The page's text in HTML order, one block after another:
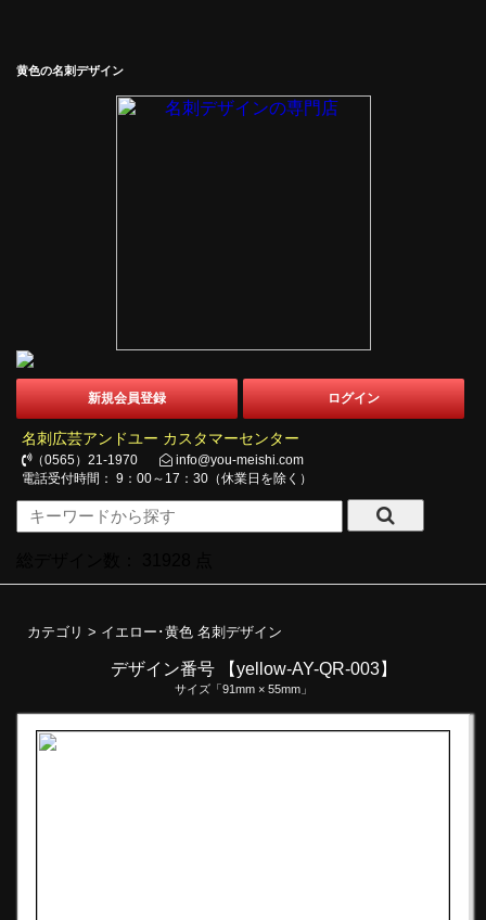
黄色の名刺デザイン
新規会員登録 ログイン
名刺広芸アンドユー カスタマーセンター
（0565）21-1970
info@you-meishi.com
電話受付時間： 9：00～17：30（休業日を除く）
カテゴリ > イエロー･黄色 名刺デザイン
デザイン番号 【yellow-AY-QR-003】
サイズ「91mm × 55mm」